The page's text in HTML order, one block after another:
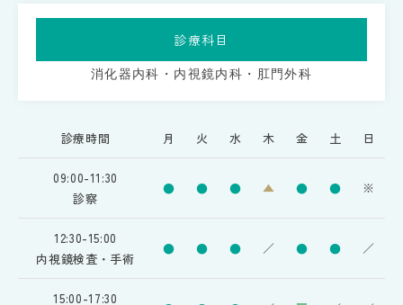
診療科目
消化器内科・内視鏡内科・肛門外科
診療時間 月 火 水 木 金 土 日
09:00-11:30
診察
● ● ● ▲ ● ● ※
12:30-15:00
内視鏡検査・手術
● ● ● ／ ● ● ／
15:00-17:30